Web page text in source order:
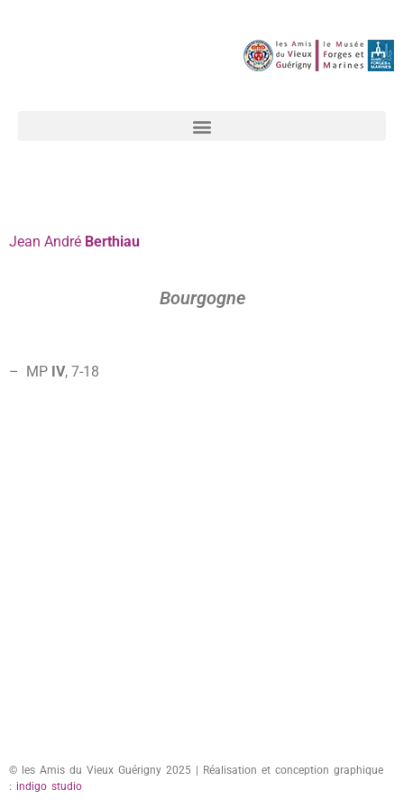
Jean André Berthiau
Bourgogne
– MP IV, 7-18
© les Amis du Vieux Guérigny 2025 | Réalisation et conception graphique
: indigo studio